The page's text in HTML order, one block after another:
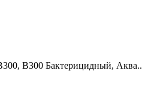
В300 Бактерицидный, Аква..